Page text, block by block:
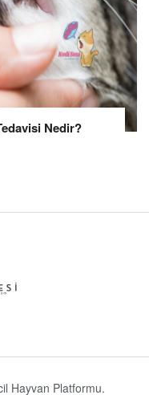
Nedir?
Hayvan Platformu.